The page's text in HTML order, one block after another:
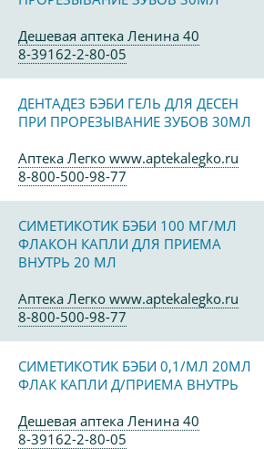
Дешевая аптека Ленина 40
8-39162-2-80-05
ДЕНТАДЕЗ БЭБИ ГЕЛЬ ДЛЯ ДЕСЕН
ПРИ ПРОРЕЗЫВАНИЕ ЗУБОВ 30МЛ
Аптека Легко www.aptekalegko.ru
8-800-500-98-77
СИМЕТИКОТИК БЭБИ 100 МГ/МЛ
ФЛАКОН КАПЛИ ДЛЯ ПРИЕМА
ВНУТРЬ 20 МЛ
Аптека Легко www.aptekalegko.ru
8-800-500-98-77
СИМЕТИКОТИК БЭБИ 0,1/МЛ 20МЛ
ФЛАК КАПЛИ Д/ПРИЕМА ВНУТРЬ
Дешевая аптека Ленина 40
8-39162-2-80-05